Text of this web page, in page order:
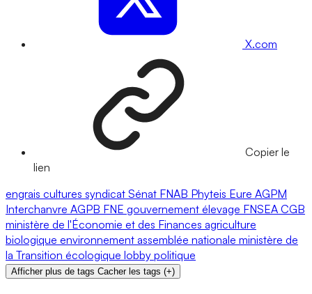
X.com
Copier le
lien
engrais cultures syndicat Sénat FNAB Phyteis Eure AGPM
Interchanvre AGPB FNE gouvernement élevage FNSEA CGB
ministère de l'Économie et des Finances agriculture
biologique environnement assemblée nationale ministère de
la Transition écologique lobby politique
Afficher plus de tags Cacher les tags (+)